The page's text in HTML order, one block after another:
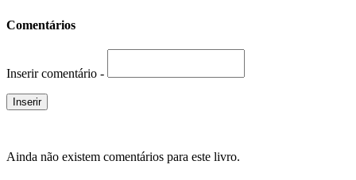
Comentários
Inserir comentário -
Ainda não existem comentários para este livro.